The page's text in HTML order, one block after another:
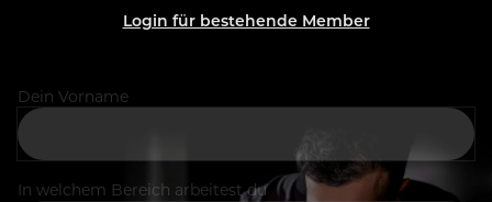
Login für bestehende Member
Dein Vorname
In welchem Bereich arbeitest du